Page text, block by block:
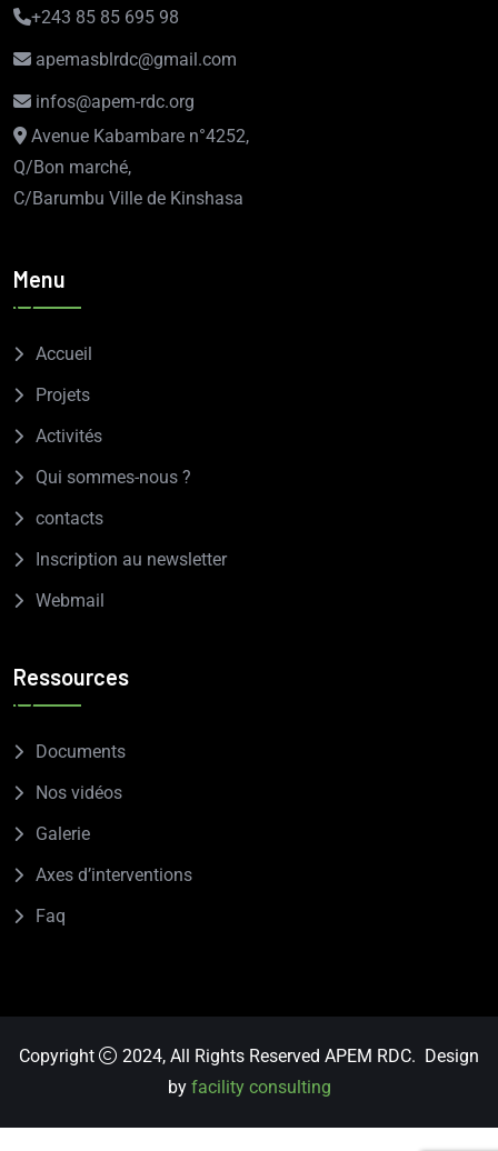
+243 85 85 695 98
apemasblrdc@gmail.com
infos@apem-rdc.org
Avenue Kabambare n°4252,
Q/Bon marché,
C/Barumbu Ville de Kinshasa
Menu
Accueil
Projets
Activités
Qui sommes-nous ?
contacts
Inscription au newsletter
Webmail
Ressources
Documents
Nos vidéos
Galerie
Axes d’interventions
Faq
Copyright
2024, All Rights Reserved APEM RDC. Design
by facility consulting